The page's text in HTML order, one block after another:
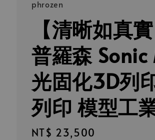
phrozen
【清晰如真
普羅森
光固化3D列
列印 模型工
Regular
NT$ 23,500